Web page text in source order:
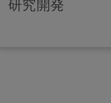
研究開発